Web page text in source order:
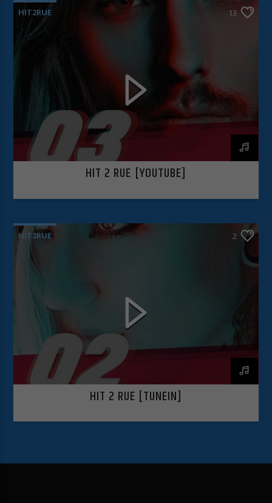
HIT2RUE 13
HIT 2 RUE [YOUTUBE]
HIT2RUE 2
HIT 2 RUE [TUNEIN]
Essentiels (1)
Les cookies essentiels permettent des fonctions de base et sont
Politique de confidentialité Mentions légales